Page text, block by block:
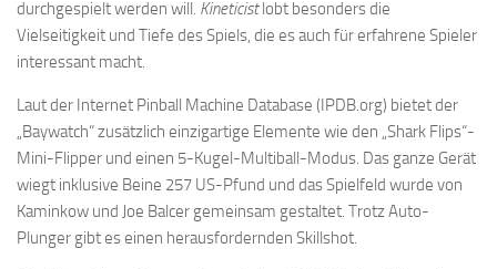
durchgespielt werden will. Kineticistlobt besonders die
Vielseitigkeit und Tiefe des Spiels, die es auch für erfahrene Spieler
interessant macht.
Laut der Internet Pinball Machine Database (IPDB.org) bietet der
„Baywatch“ zusätzlich einzigartige Elemente wie den „Shark Flips“-
Mini-Flipper und einen 5-Kugel-Multiball-Modus. Das ganze Gerät
wiegt inklusive Beine 257 US-Pfund und das Spielfeld wurde von
Kaminkow und Joe Balcer gemeinsam gestaltet. Trotz Auto-
Plunger gibt es einen herausfordernden Skillshot.